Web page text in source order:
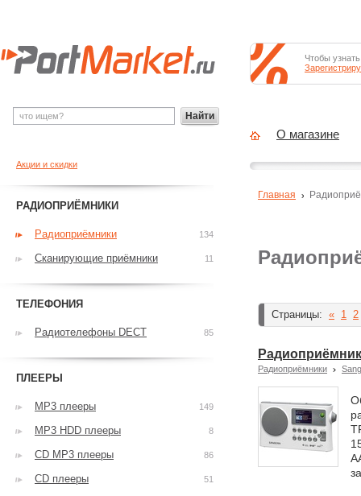
Страницы: « 1 2
Радиоприёмники
Главная
Акции и скидки
РАДИОПРИЁМНИКИ
Радиоприёмники 134
Сканирующие приёмники 11
ТЕЛЕФОНИЯ
Радиотелефоны DECT 85
ПЛЕЕРЫ
MP3 плееры 149
MP3 HDD плееры 8
CD MP3 плееры 86
CD плееры 51
Найти
Чтобы
О магазине